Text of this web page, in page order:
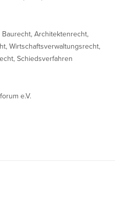
Architektenrecht,
Wirtschaftsverwaltungsrecht,
Schiedsverfahren
e.V.